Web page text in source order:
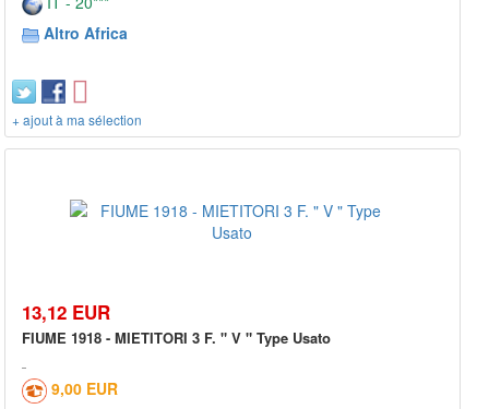
Altro Africa
+ ajout à ma sélection
13,12 EUR
FIUME 1918 - MIETITORI 3 F. " V " Type Usato
9,00 EUR